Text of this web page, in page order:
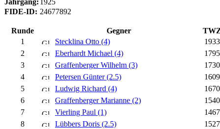
Jahrgang: 1925
FIDE-ID: 24677892
Runde Gegner
1
Stecklina Otto (4)
1933
2
Eberhardt Michael (4)
1795
3
Graffenberger Wilhelm (3)
1730
4
Petersen Günter (2.5)
1609
5
Ludwig Richard (4)
1670
6
Graffenberger Marianne (2)
1540
7
Vierling Paul (1)
1467
8
Lübbers Doris (2.5)
1527